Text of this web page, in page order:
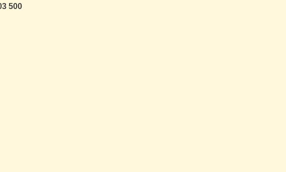
500